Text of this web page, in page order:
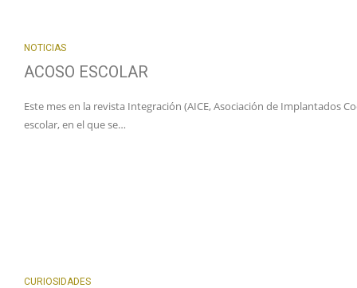
NOTICIAS
ACOSO ESCOLAR
Este mes en la revista Integración (AICE, Asociación de Implantados
escolar, en el que se…
CURIOSIDADES